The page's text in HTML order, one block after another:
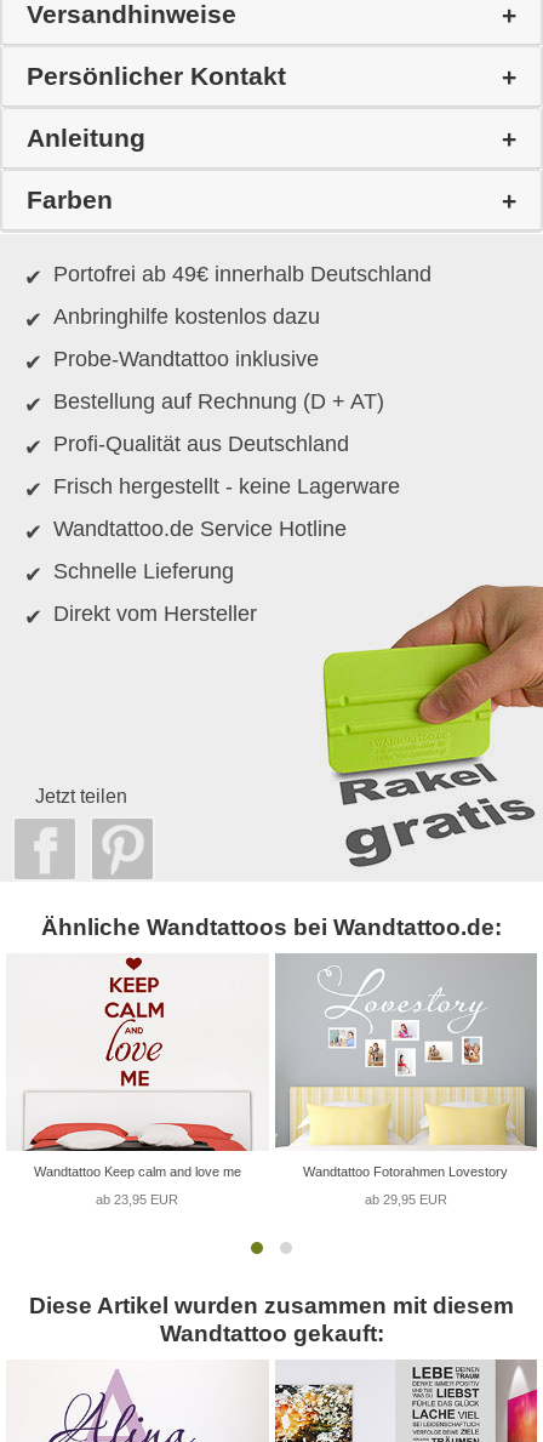
Versandhinweise
Persönlicher Kontakt
Anleitung
Farben
Portofrei ab 49€ innerhalb Deutschland
Anbringhilfe kostenlos dazu
Probe-Wandtattoo inklusive
Bestellung auf Rechnung (D + AT)
Profi-Qualität aus Deutschland
Frisch hergestellt - keine Lagerware
Wandtattoo.de Service Hotline
Schnelle Lieferung
Direkt vom Hersteller
Jetzt teilen
Ähnliche Wandtattoos bei Wandtattoo.de:
Wandtattoo Keep calm and love me
ab 23,95 EUR
Wandtattoo Fotorahmen Lovestory
ab 29,95 EUR
Diese Artikel wurden zusammen mit diesem
Wandtattoo gekauft: